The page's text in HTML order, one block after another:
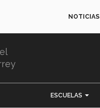
NOTICIAS
ESCUELAS